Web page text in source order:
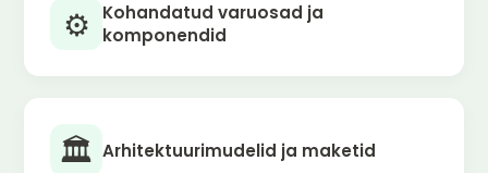
⚙️
Kohandatud varuosad ja
komponendid
🏛️ Arhitektuurimudelid ja maketid